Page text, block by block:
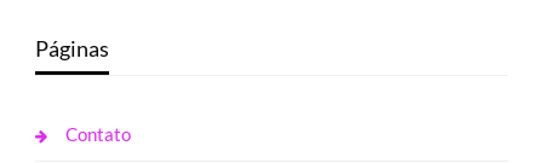
Páginas
Contato